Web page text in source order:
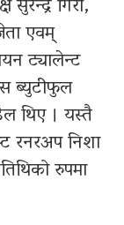
गिरी,
एवम्
ट्यालेन्ट
ब्युटीफुल
थिए । यस्तै
रनरअप निशा
रुपमा